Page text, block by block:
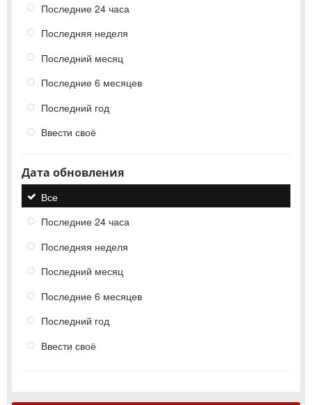
Последние 24 часа
Последняя неделя
Последний месяц
Последние 6 месяцев
Последний год
Ввести своё
Дата обновления
Все
Последние 24 часа
Последняя неделя
Последний месяц
Последние 6 месяцев
Последний год
Ввести своё